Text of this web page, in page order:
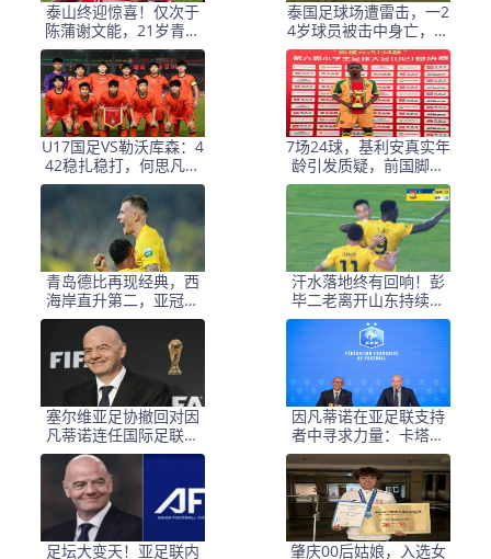
泰山终迎惊喜！仅次于
陈蒲谢文能，21岁青妖
崛起，未来国足新锋
线！
泰国足球场遭雷击，一2
4岁球员被击中身亡，身
边多人倒地，至少9人受
伤，警方介入调查
U17国足VS勒沃库森：4
42稳扎稳打，何思凡邝
兆镭领衔，赵松源冲锋
7场24球，基利安真实年
龄引发质疑，前国脚毛
剑卿称造假很正常
青岛德比再现经典，西
海岸直升第二，亚冠梦
想近在咫尺
汗水落地终有回响！彭
毕二老离开山东持续高
光，支持郑智以教练身
份征战亚冠
塞尔维亚足协撤回对因
凡蒂诺连任国际足联主
席的支持
因凡蒂诺在亚足联支持
者中寻求力量：卡塔尔
与阿联酋的立场引发关
注
足坛大变天！亚足联内
肇庆00后姑娘，入选女